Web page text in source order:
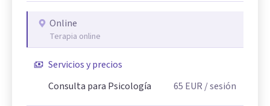
Online
Terapia online
Servicios y precios
Consulta para Psicología
65 EUR / sesión